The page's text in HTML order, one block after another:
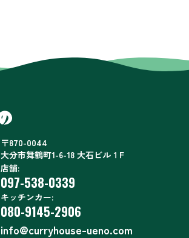
〒870-0044
大分市舞鶴町1-6-18 大石ビル１F
店舗:
097-538-0339
キッチンカー:
080-9145-2906
info@curryhouse-ueno.com